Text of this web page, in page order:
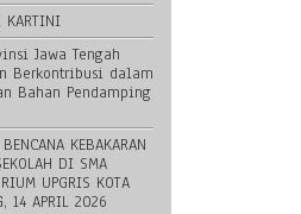
KARTINI
Jawa Tengah
Berkontribusi dalam
Bahan Pendamping
KEBAKARAN
DI SMA
UPGRIS KOTA
14 APRIL 2026